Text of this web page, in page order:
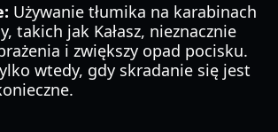
Używanie tłumika na karabinach
takich jak Kałasz, nieznacznie
i zwiększy opad pocisku.
wtedy, gdy skradanie się jest